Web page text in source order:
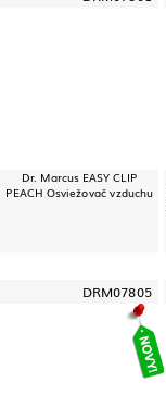
Dr. Marcus EASY CLIP
PEACH Osviežovač vzduchu
DRM07805